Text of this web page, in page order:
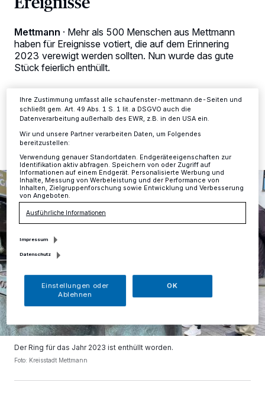
Mettmann · Mehr als 500 Menschen aus Mettmann
haben für Ereignisse votiert, die auf dem Erinnering
2023 verewigt werden sollten. Nun wurde das gute
Stück feierlich enthüllt.
28.05.2025 , 10:26 Uhr 2 Minuten Lesezeit
Der Ring für das Jahr 2023 ist enthüllt worden.
Foto: Kreisstadt Mettmann
Tracking-Technologien für die unter „Wir und unsere Partner
Zwecke. Wenn Tracker deaktiviert sind, sind manche Inhalte und
Anzeigen möglicherweise nicht mehr so relevant für Sie. Sie können
dieses Menü jederzeit wieder aufrufen, um Ihre Einstellungen zu
ändern oder Ihre Einwilligung zu widerrufen, indem Sie auf den Link
Einstellungen oder Ablehnen am unteren Rand der Webseite klicken.
Ihre Zustimmung umfasst alle schaufenster-mettmann.de-Seiten und
schließt gem. Art. 49 Abs. 1 S. 1 lit. a DSGVO auch die
Datenverarbeitung außerhalb des EWR, z.B. in den USA ein.
Wir und unsere Partner verarbeiten Daten, um Folgendes
bereitzustellen:
Verwendung genauer Standortdaten. Endgeräteeigenschaften zur
Identifikation aktiv abfragen. Speichern von oder Zugriff auf
Informationen auf einem Endgerät. Personalisierte Werbung und
Inhalte, Messung von Werbeleistung und der Performance von
Inhalten, Zielgruppenforschung sowie Entwicklung und Verbesserung
von Angeboten.
Ausführliche Informationen
Impressum
Datenschutz
Einstellungen oder
Ablehnen
OK